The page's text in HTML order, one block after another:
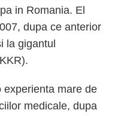
in Romania. El
dupa ce anterior
la gigantul
experienta mare de
medicale, dupa